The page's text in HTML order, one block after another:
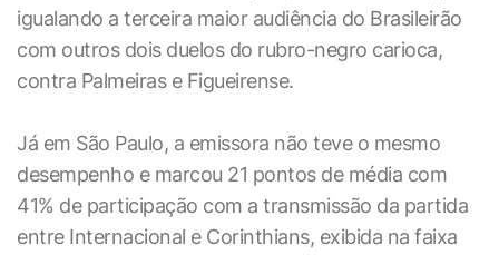
igualando a terceira maior audiência do Brasileirão
com outros dois duelos do rubro-negro carioca,
contra Palmeiras e Figueirense.
Já em São Paulo, a emissora não teve o mesmo
desempenho e marcou 21 pontos de média com
41% de participação com a transmissão da partida
entre Internacional e Corinthians, exibida na faixa